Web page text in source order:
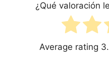
¿Qué valoración
Average rating